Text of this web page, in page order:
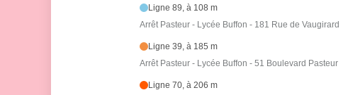
Ligne 89, à 108 m
Arrêt Pasteur - Lycée Buffon - 181 Rue de Vaugirard
Ligne 39, à 185 m
Arrêt Pasteur - Lycée Buffon - 51 Boulevard Pasteur
Ligne 70, à 206 m